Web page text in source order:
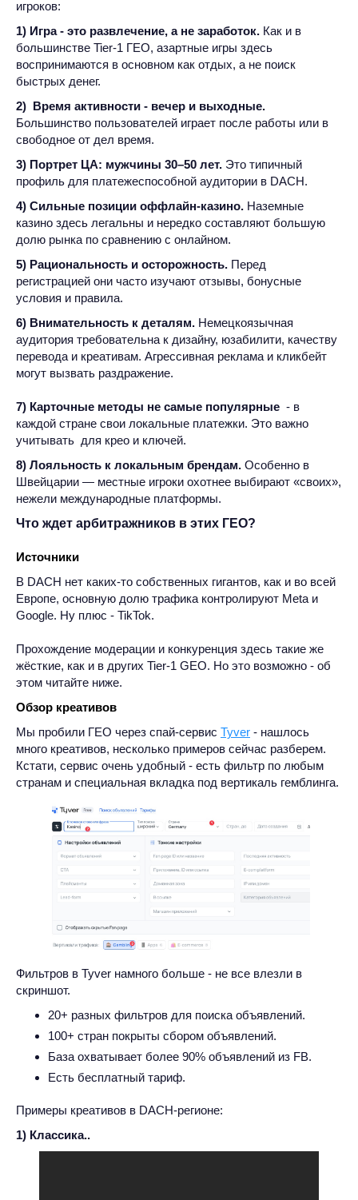
игроков:
1) Игра - это развлечение, а не заработок. Как и в
большинстве Tier‑1 ГЕО, азартные игры здесь
воспринимаются в основном как отдых, а не поиск
быстрых денег.
2) Время активности - вечер и выходные.
Большинство пользователей играет после работы или в
свободное от дел время.
3) Портрет ЦА: мужчины 30–50 лет. Это типичный
профиль для платежеспособной аудитории в DACH.
4) Сильные позиции оффлайн-казино. Наземные
казино здесь легальны и нередко составляют большую
долю рынка по сравнению с онлайном.
5) Рациональность и осторожность. Перед
регистрацией они часто изучают отзывы, бонусные
условия и правила.
6) Внимательность к деталям. Немецкоязычная
аудитория требовательна к дизайну, юзабилити, качеству
перевода и креативам. Агрессивная реклама и кликбейт
могут вызвать раздражение.
7) Карточные методы не самые популярные - в
каждой стране свои локальные платежки. Это важно
учитывать для крео и ключей.
8) Лояльность к локальным брендам. Особенно в
Швейцарии — местные игроки охотнее выбирают «своих»,
нежели международные платформы.
Что ждет арбитражников в этих ГЕО?
Источники
В DACH нет каких-то собственных гигантов, как и во всей
Европе, основную долю трафика контролируют Meta и
Google. Ну плюс - TikTok.
Прохождение модерации и конкуренция здесь такие же
жёсткие, как и в других Tier‑1 GEO. Но это возможно - об
этом читайте ниже.
Обзор креативов
Мы пробили ГЕО через спай-сервис Tyver - нашлось
много креативов, несколько примеров сейчас разберем.
Кстати, сервис очень удобный - есть фильтр по любым
странам и специальная вкладка под вертикаль гемблинга.
Фильтров в Tyver намного больше - не все влезли в
скриншот.
20+ разных фильтров для поиска объявлений.
100+ стран покрыты сбором объявлений.
База охватывает более 90% объявлений из FB.
Есть бесплатный тариф.
Примеры креативов в DACH-регионе:
1) Классика..